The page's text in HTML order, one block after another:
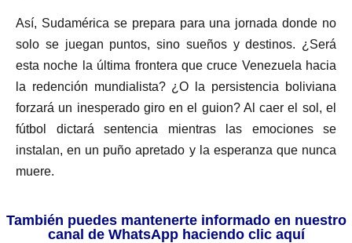
Así, Sudamérica se prepara para una jornada donde no
solo se juegan puntos, sino sueños y destinos. ¿Será
esta noche la última frontera que cruce Venezuela hacia
la redención mundialista? ¿O la persistencia boliviana
forzará un inesperado giro en el guion? Al caer el sol, el
fútbol dictará sentencia mientras las emociones se
instalan, en un puño apretado y la esperanza que nunca
muere.
También puedes mantenerte informado en nuestro
canal de WhatsApp haciendo clic aquí